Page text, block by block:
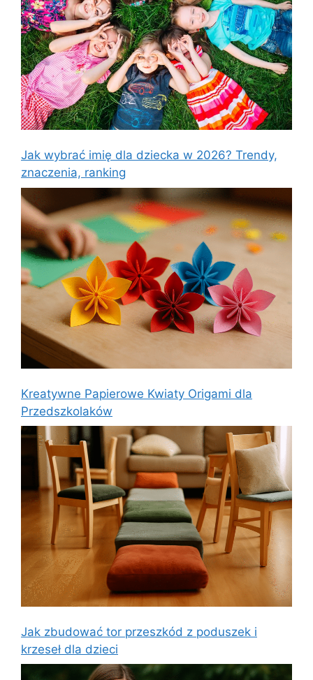
Jak wybrać imię dla dziecka w 2026? Trendy,
znaczenia, ranking
Kreatywne Papierowe Kwiaty Origami dla
Przedszkolaków
Jak zbudować tor przeszkód z poduszek i
krzeseł dla dzieci